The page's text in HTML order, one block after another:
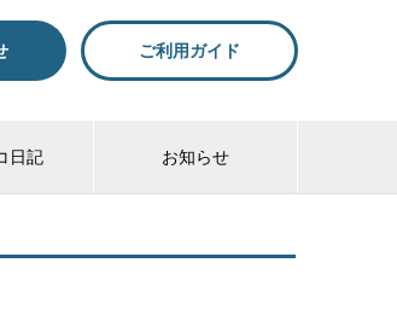
ご利用ガイド
日記 お知らせ